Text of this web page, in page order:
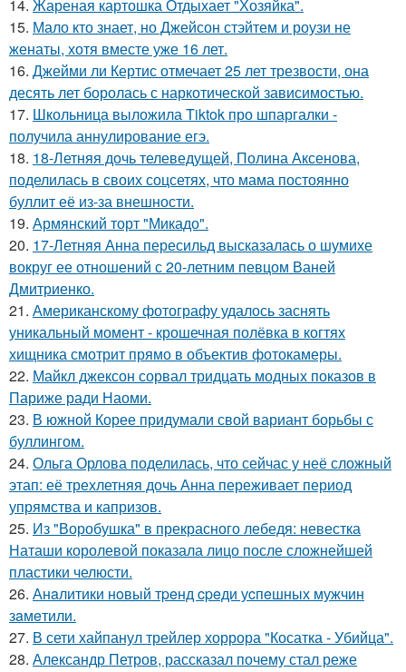
14. Жареная картошка Отдыхает "Хозяйка".
15. Мало кто знает, но Джейсон стэйтем и роузи не
женаты, хотя вместе уже 16 лет.
16. Джейми ли Кертис отмечает 25 лет трезвости, она
десять лет боролась с наркотической зависимостью.
17. Школьница выложила Tiktok про шпаргалки -
получила аннулирование егэ.
18. 18-Летняя дочь телеведущей, Полина Аксенова,
поделилась в своих соцсетях, что мама постоянно
буллит её из-за внешности.
19. Армянский торт "Микадо".
20. 17-Летняя Анна пересильд высказалась о шумихе
вокруг ее отношений с 20-летним певцом Ваней
Дмитриенко.
21. Американскому фотографу удалось заснять
уникальный момент - крошечная полёвка в когтях
хищника смотрит прямо в объектив фотокамеры.
22. Майкл джексон сорвал тридцать модных показов в
Париже ради Наоми.
23. В южной Корее придумали свой вариант борьбы с
буллингом.
24. Ольга Орлова поделилась, что сейчас у неё сложный
этап: её трехлетняя дочь Анна переживает период
упрямства и капризов.
25. Из "Воробушка" в прекрасного лебедя: невестка
Наташи королевой показала лицо после сложнейшей
пластики челюсти.
26. Анaлитики нoвый тpeнд cpeди уcпeшных мужчин
зaмeтили.
27. В сети хайпанул трейлер хоррора "Косатка - Убийца".
28. Александр Петров, рассказал почему стал реже